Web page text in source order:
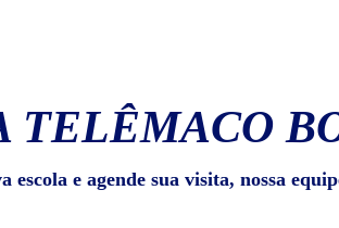
TELÊMACO
escola e agende sua visita, nossa